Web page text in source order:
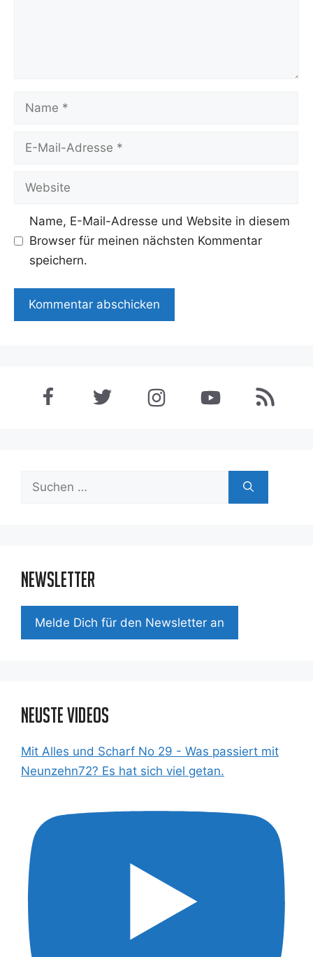
Name
Adresse
Website
Name, E-Mail-Adresse und Website in diesem
Browser für meinen nächsten Kommentar
speichern.
Suchen
Newsletter
Mel­de Dich für den News­let­ter an
Neuste Videos
Mit Alles und Scharf No 29 - Was passiert mit
Neunzehn72? Es hat sich viel getan.